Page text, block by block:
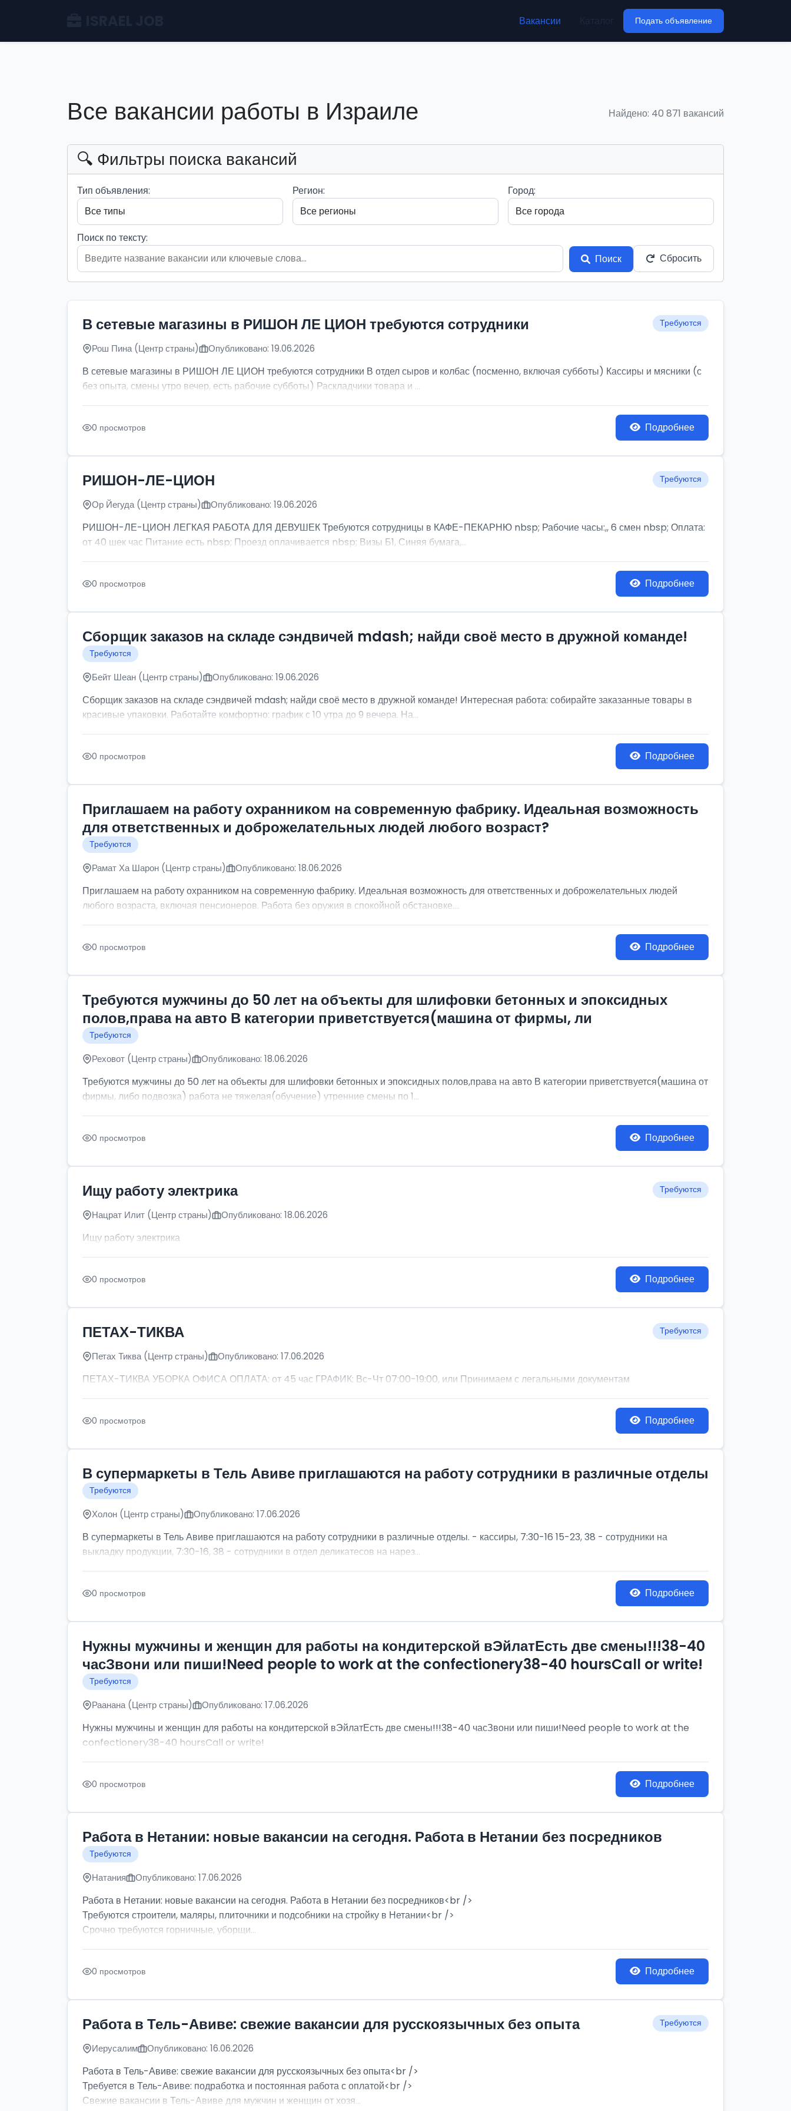
Вакансии Подать объявление
Все вакансии работы в Израиле Найдено: 40 871 вакансий
🔍 Фильтры поиска вакансий
Тип объявления: Регион: Город:
Поиск по тексту:
Поиск
Сбросить
В сетевые магазины в РИШОН ЛЕ ЦИОН требуются сотрудники Требуются
Рош Пина (Центр страны) Опубликовано: 19.06.2026
В сетевые магазины в РИШОН ЛЕ ЦИОН требуются сотрудники В отдел сыров и колбас (посменно, включая субботы) Кассиры и мясники (с
без опыта, смены утро вечер, есть рабочие субботы) Раскладчики товара и ...
0 просмотров Подробнее
РИШОН-ЛЕ-ЦИОН Требуются
Ор Йегуда (Центр страны) Опубликовано: 19.06.2026
РИШОН-ЛЕ-ЦИОН ЛЕГКАЯ РАБОТА ДЛЯ ДЕВУШЕК Требуются сотрудницы в КАФЕ-ПЕКАРНЮ nbsp; Рабочие часы:,, 6 смен nbsp; Оплата:
от 40 шек час Питание есть nbsp; Проезд оплачивается nbsp; Визы Б1, Синяя бумага,...
0 просмотров Подробнее
Сборщик заказов на складе сэндвичей mdash; найди своё место в дружной команде!
Требуются
Бейт Шеан (Центр страны) Опубликовано: 19.06.2026
Сборщик заказов на складе сэндвичей mdash; найди своё место в дружной команде! Интересная работа: собирайте заказанные товары в
красивые упаковки. Работайте комфортно: график с 10 утра до 9 вечера. На...
0 просмотров Подробнее
Приглашаем на работу охранником на современную фабрику. Идеальная возможность
для ответственных и доброжелательных людей любого возраст?
Требуются
Рамат Ха Шарон (Центр страны) Опубликовано: 18.06.2026
Приглашаем на работу охранником на современную фабрику. Идеальная возможность для ответственных и доброжелательных людей
любого возраста, включая пенсионеров. Работа без оружия в спокойной обстановке....
0 просмотров Подробнее
Требуются мужчины до 50 лет на объекты для шлифовки бетонных и эпоксидных
полов,права на авто В категории приветствуется(машина от фирмы, ли
Требуются
Реховот (Центр страны) Опубликовано: 18.06.2026
Требуются мужчины до 50 лет на объекты для шлифовки бетонных и эпоксидных полов,права на авто В категории приветствуется(машина от
фирмы, либо подвозка) работа не тяжелая(обучение) утренние смены по 1...
0 просмотров Подробнее
Ищу работу электрика Требуются
Нацрат Илит (Центр страны) Опубликовано: 18.06.2026
Ищу работу электрика
0 просмотров Подробнее
ПЕТАХ-ТИКВА Требуются
Петах Тиква (Центр страны) Опубликовано: 17.06.2026
ПЕТАХ-ТИКВА УБОРКА ОФИСА ОПЛАТА: от 45 час ГРАФИК: Вс-Чт 07:00-19:00, или Принимаем с легальными документам
0 просмотров Подробнее
В супермаркеты в Тель Авиве приглашаются на работу сотрудники в различные отделы
Требуются
Холон (Центр страны) Опубликовано: 17.06.2026
В супермаркеты в Тель Авиве приглашаются на работу сотрудники в различные отделы. - кассиры, 7:30-16 15-23, 38 - сотрудники на
выкладку продукции, 7:30-16, 38 - сотрудники в отдел деликатесов на нарез...
0 просмотров Подробнее
Нужны мужчины и женщин для работы на кондитерской вЭйлатЕсть две смены!!!38-40
часЗвони или пиши!Need people to work at the confectionery38-40 hoursCall or write!
Требуются
Раанана (Центр страны) Опубликовано: 17.06.2026
Нужны мужчины и женщин для работы на кондитерской вЭйлатЕсть две смены!!!38-40 часЗвони или пиши!Need people to work at the
confectionery38-40 hoursCall or write!
0 просмотров Подробнее
Работа в Нетании: новые вакансии на сегодня. Работа в Нетании без посредников
Требуются
Натания Опубликовано: 17.06.2026
Работа в Нетании: новые вакансии на сегодня. Работа в Нетании без посредников<br />
Требуются строители, маляры, плиточники и подсобники на стройку в Нетании<br />
Срочно требуются горничные, уборщи...
0 просмотров Подробнее
Работа в Тель-Авиве: свежие вакансии для русскоязычных без опыта Требуются
Иерусалим Опубликовано: 16.06.2026
Работа в Тель-Авиве: свежие вакансии для русскоязычных без опыта<br />
Требуется в Тель-Авиве: подработка и постоянная работа с оплатой<br />
Свежие вакансии в Тель-Авиве для мужчин и женщин от хозя...